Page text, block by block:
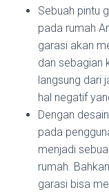
Sebuah pintu
pada rumah
garasi akan
dan sebagian
langsung dari
hal negatif
Dengan
pada
menjadi
rumah.
garasi bisa